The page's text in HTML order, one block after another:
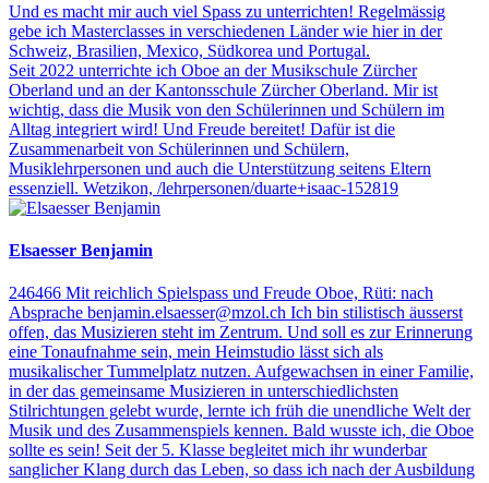
Und es macht mir auch viel Spass zu unterrichten! Regelmässig
gebe ich Masterclasses in verschiedenen Länder wie hier in der
Schweiz, Brasilien, Mexico, Südkorea und Portugal.
Seit 2022 unterrichte ich Oboe an der Musikschule Zürcher
Oberland und an der Kantonsschule Zürcher Oberland. Mir ist
wichtig, dass die Musik von den Schülerinnen und Schülern im
Alltag integriert wird! Und Freude bereitet! Dafür ist die
Zusammenarbeit von Schülerinnen und Schülern,
Musiklehrpersonen und auch die Unterstützung seitens Eltern
essenziell. Wetzikon, /lehrpersonen/duarte+isaac-152819
Elsaesser Benjamin
246466 Mit reichlich Spielspass und Freude Oboe, Rüti: nach
Absprache benjamin.elsaesser@mzol.ch Ich bin stilistisch äusserst
offen, das Musizieren steht im Zentrum. Und soll es zur Erinnerung
eine Tonaufnahme sein, mein Heimstudio lässt sich als
musikalischer Tummelplatz nutzen. Aufgewachsen in einer Familie,
in der das gemeinsame Musizieren in unterschiedlichsten
Stilrichtungen gelebt wurde, lernte ich früh die unendliche Welt der
Musik und des Zusammenspiels kennen. Bald wusste ich, die Oboe
sollte es sein! Seit der 5. Klasse begleitet mich ihr wunderbar
sanglicher Klang durch das Leben, so dass ich nach der Ausbildung